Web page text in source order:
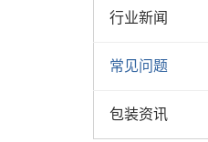
行业新闻
常见问题
包装资讯